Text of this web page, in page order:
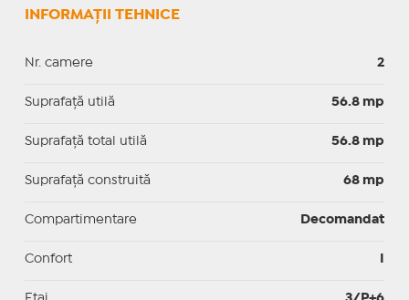
INFORMAȚII TEHNICE
Nr. camere 2
Suprafaţă utilă 56.8 mp
Suprafaţă total utilă 56.8 mp
Suprafaţă construită 68 mp
Compartimentare Decomandat
Confort